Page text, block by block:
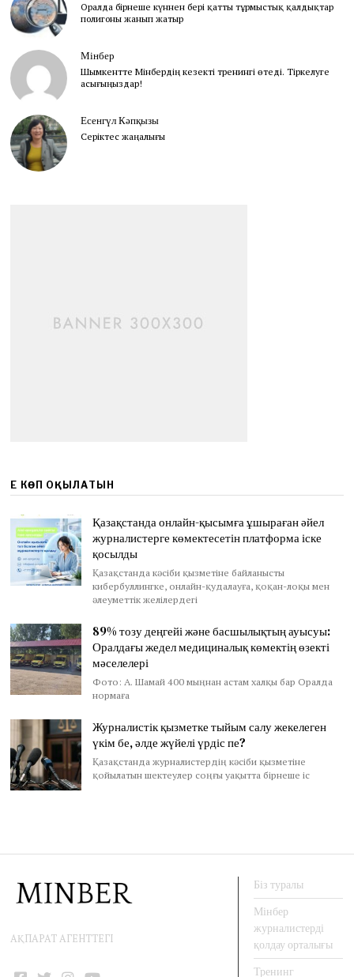
Оралда бірнеше күннен бері қатты тұрмыстық қалдықтар
полигоны жанып жатыр
Мінбер
Шымкентте Мінбердің кезекті тренингі өтеді. Тіркелуге
асығыңыздар!
Есенгүл Кәпқызы
Серіктес жаңалығы
ЕҢ КӨП ОҚЫЛАТЫН
Қазақстанда онлайн-қысымға ұшыраған әйел
журналистерге көмектесетін платформа іске
қосылды
Қазақстанда кәсіби қызметіне байланысты
кибербуллингке, онлайн-қудалауға, қоқан-лоқы мен
әлеуметтік желілердегі
89% тозу деңгейі және басшылықтың ауысуы:
Оралдағы жедел медициналық көмектің өзекті
мәселелері
Фото: А. Шамай 400 мыңнан астам халқы бар Оралда
нормаға
Журналистік қызметке тыйым салу жекелеген
үкім бе, әлде жүйелі үрдіс пе?
Қазақстанда журналистердің кәсіби қызметіне
қойылатын шектеулер соңғы уақытта бірнеше іс
АҚПАРАТ АГЕНТТЕГІ
Біз туралы
Мінбер
журналистерді
қолдау орталығы
Тренинг